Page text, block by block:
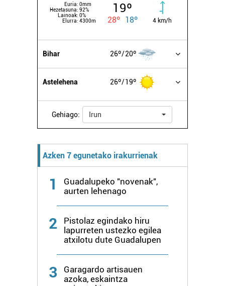
Euria: 0mm
Hezetasuna: 92%
Lainoak: 0%
Elurra: 4300m
19º
28º 18º 4 km/h
Bihar 26º 20º
Astelehena 26º 19º
Gehiago: Irun
Azken 7 egunetako irakurrienak
1
Guadalupeko "novenak",
aurten lehenago
2
Pistolaz egindako hiru
lapurreten ustezko egilea
atxilotu dute Guadalupen
3
Garagardo artisauen
azoka, eskaintza